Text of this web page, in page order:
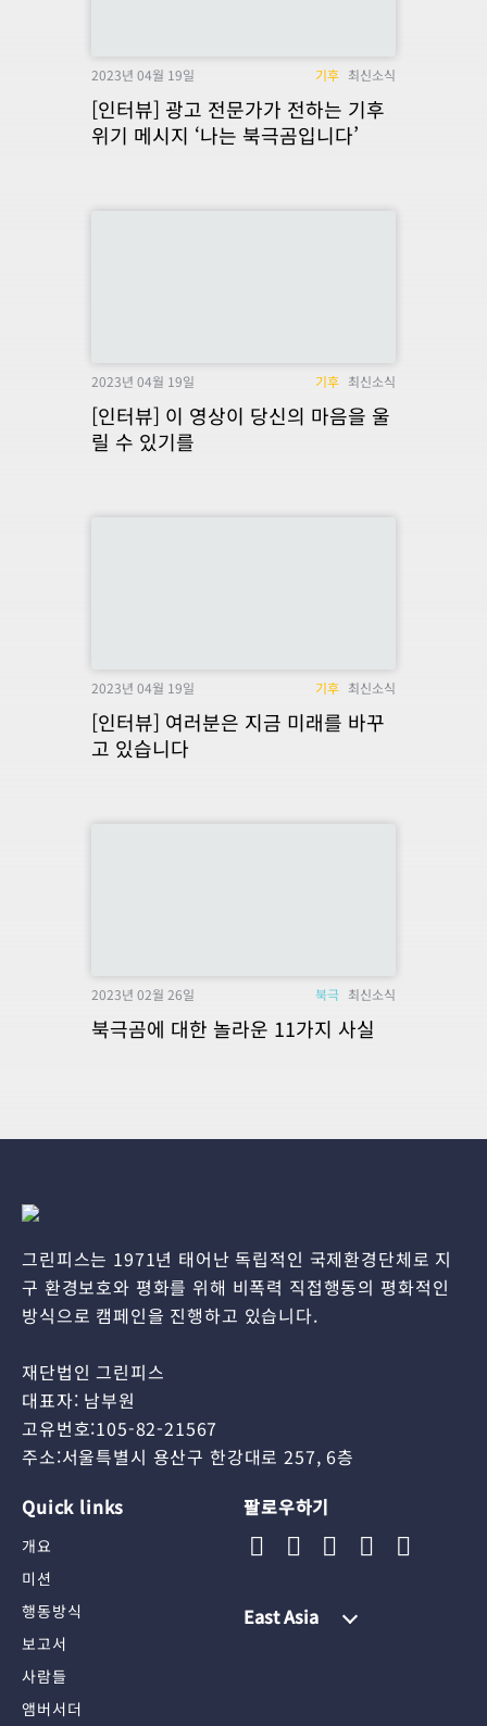
2023년 04월 19일 기후 최신소식
[인터뷰] 광고 전문가가 전하는 기후
위기 메시지 ‘나는 북극곰입니다’
2023년 04월 19일 기후 최신소식
[인터뷰] 이 영상이 당신의 마음을 울
릴 수 있기를
2023년 04월 19일 기후 최신소식
[인터뷰] 여러분은 지금 미래를 바꾸
고 있습니다
2023년 02월 26일 북극 최신소식
북극곰에 대한 놀라운 11가지 사실
그린피스는 1971년 태어난 독립적인 국제환경단체로 지
구 환경보호와 평화를 위해 비폭력 직접행동의 평화적인
방식으로 캠페인을 진행하고 있습니다.
재단법인 그린피스
대표자: 남부원
고유번호:105-82-21567
주소:서울특별시 용산구 한강대로 257, 6층
Quick links
개요
미션
행동방식
보고서
사람들
앰버서더
팔로우하기
East Asia